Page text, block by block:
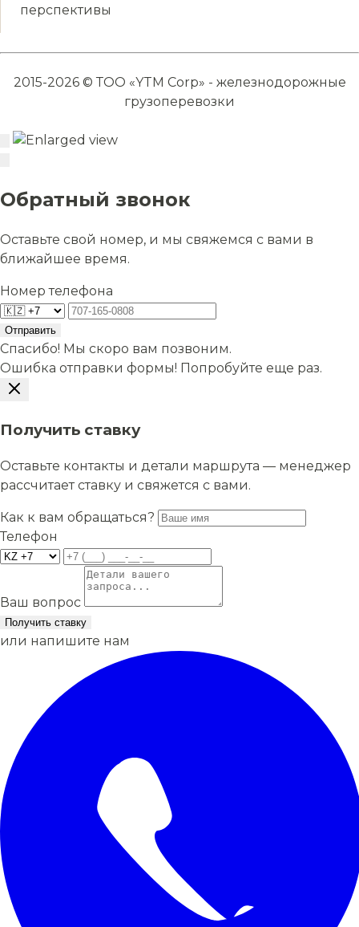
перспективы
2015-2026 © ТОО «YTM Corp» - железнодорожные
грузоперевозки
Обратный звонок
Оставьте свой номер, и мы свяжемся с вами в
ближайшее время.
Номер телефона
Отправить
Спасибо! Мы скоро вам позвоним.
Ошибка отправки формы! Попробуйте еще раз.
Получить ставку
Оставьте контакты и детали маршрута — менеджер
рассчитает ставку и свяжется с вами.
Как к вам обращаться?
Телефон
Ваш вопрос
Получить ставку
или напишите нам